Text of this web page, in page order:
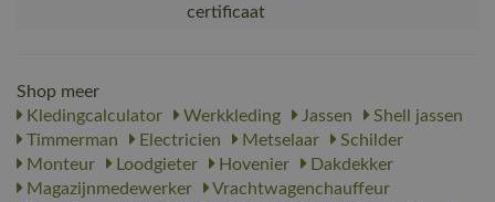
certificaat
Shop meer
Kledingcalculator
Werkkleding Jassen
Shell jassen
Timmerman
Electricien Metselaar
Schilder
Monteur
Loodgieter Hovenier
Dakdekker
Magazijnmedewerker
Vrachtwagenchauffeur